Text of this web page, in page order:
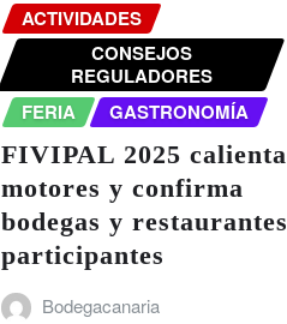
ACTIVIDADES
CONSEJOS
REGULADORES
FERIA
GASTRONOMÍA
FIVIPAL 2025 calienta
motores y confirma
bodegas y restaurantes
participantes
Bodegacanaria